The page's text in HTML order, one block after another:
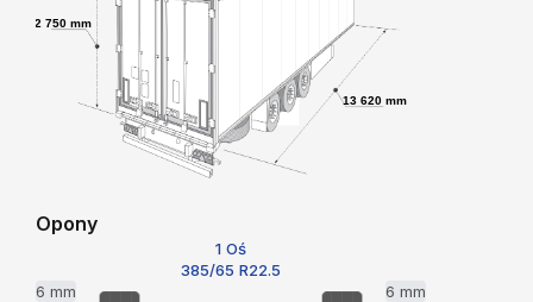
2 750 mm
13 620 mm
Opony
1 Oś
385/65 R22.5
6 mm
6 mm